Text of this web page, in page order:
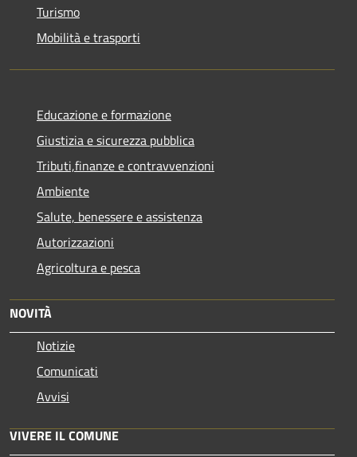
Turismo
Mobilità e trasporti
Educazione e formazione
Giustizia e sicurezza pubblica
Tributi,finanze e contravvenzioni
Ambiente
Salute, benessere e assistenza
Autorizzazioni
Agricoltura e pesca
NOVITÀ
Notizie
Comunicati
Avvisi
VIVERE IL COMUNE